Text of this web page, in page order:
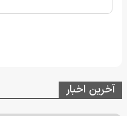
آخرین اخبار